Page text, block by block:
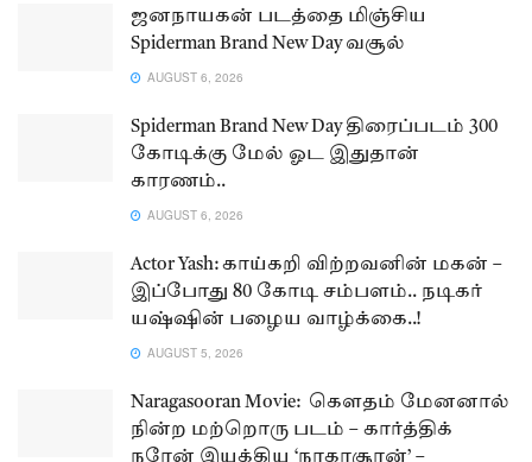
ஜனநாயகன் படத்தை மிஞ்சிய
Spiderman Brand New Day வசூல்
AUGUST 6, 2026
Spiderman Brand New Day திரைப்படம் 300
கோடிக்கு மேல் ஓட இதுதான்
காரணம்..
AUGUST 6, 2026
Actor Yash: காய்கறி விற்றவனின் மகன் –
இப்போது 80 கோடி சம்பளம்.. நடிகர்
யஷ்ஷின் பழைய வாழ்க்கை..!
AUGUST 5, 2026
Naragasooran Movie: கௌதம் மேனனால்
நின்ற மற்றொரு படம் – கார்த்திக்
நரேன் இயக்கிய ‘நரகாசூரன்’ –